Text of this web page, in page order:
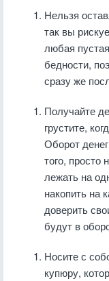
Нельзя
так вы
любая
бедности,
сразу же
Получайте
грустите,
Оборот
того, просто
лежать на
накопить на
доверить
будут в
Носите с
купюру,